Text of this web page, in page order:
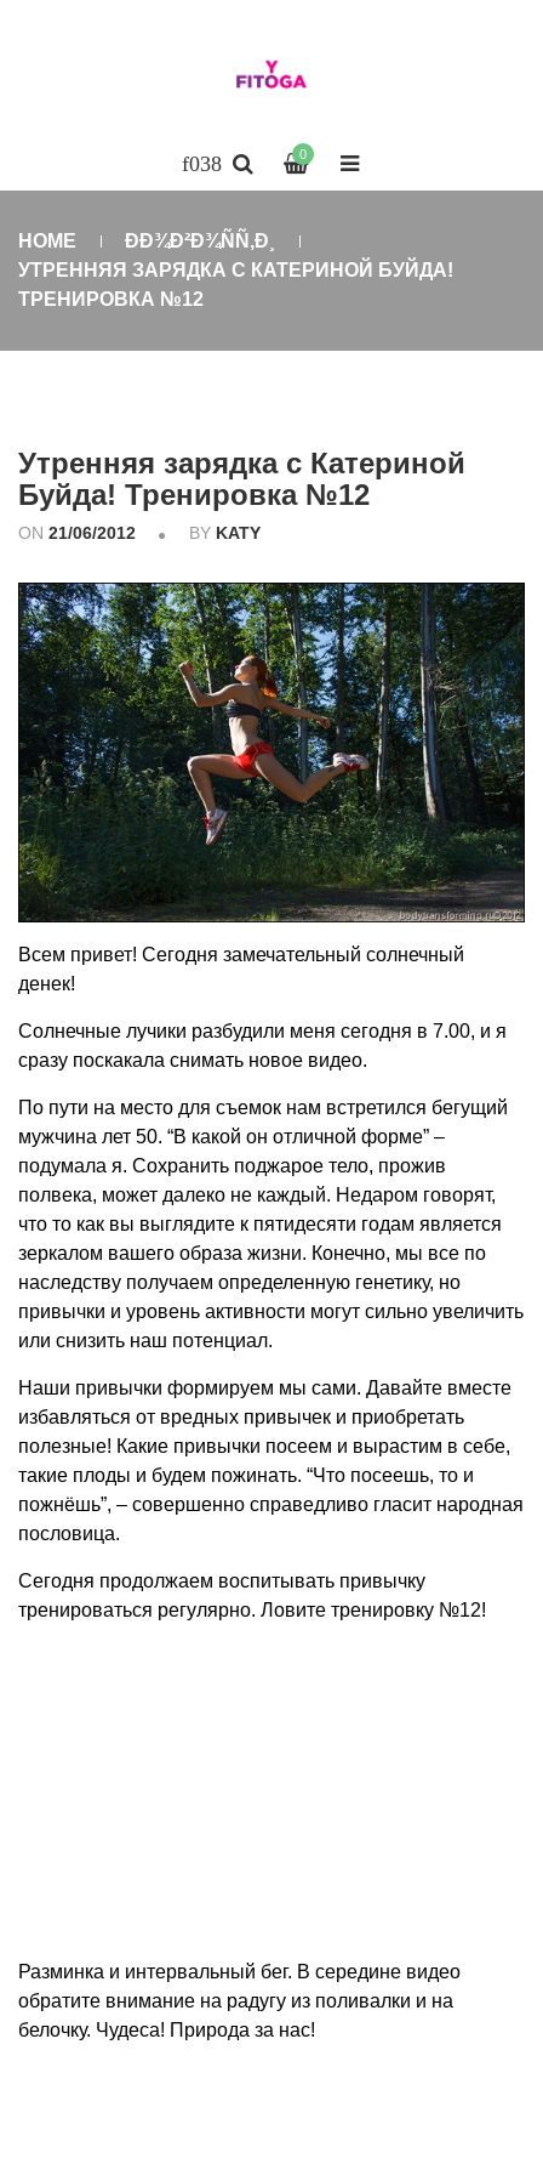
0
HOME
ÐÐ¾Ð²Ð¾ÑÑ‚Ð¸
УТРЕННЯЯ ЗАРЯДКА С КАТЕРИНОЙ БУЙДА!
ТРЕНИРОВКА №12
Утренняя зарядка с Катериной
Буйда! Тренировка №12
ON 21/06/2012 BY KATY
Всем привет! Сегодня замечательный солнечный
денек!
Солнечные лучики разбудили меня сегодня в 7.00, и я
сразу поскакала снимать новое видео.
По пути на место для съемок нам встретился бегущий
мужчина лет 50. “В какой он отличной форме” –
подумала я. Сохранить поджарое тело, прожив
полвека, может далеко не каждый. Недаром говорят,
что то как вы выглядите к пятидесяти годам является
зеркалом вашего образа жизни. Конечно, мы все по
наследству получаем определенную генетику, но
привычки и уровень активности могут сильно увеличить
или снизить наш потенциал.
Наши привычки формируем мы сами. Давайте вместе
избавляться от вредных привычек и приобретать
полезные! Какие привычки посеем и вырастим в себе,
такие плоды и будем пожинать. “Что посеешь, то и
пожнёшь”, – совершенно справедливо гласит народная
пословица.
Сегодня продолжаем воспитывать привычку
тренироваться регулярно. Ловите тренировку №12!
Разминка и интервальный бег. В середине видео
обратите внимание на радугу из поливалки и на
белочку. Чудеса! Природа за нас!